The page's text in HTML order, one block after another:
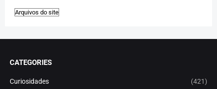
CATEGORIES
Curiosidades (421)